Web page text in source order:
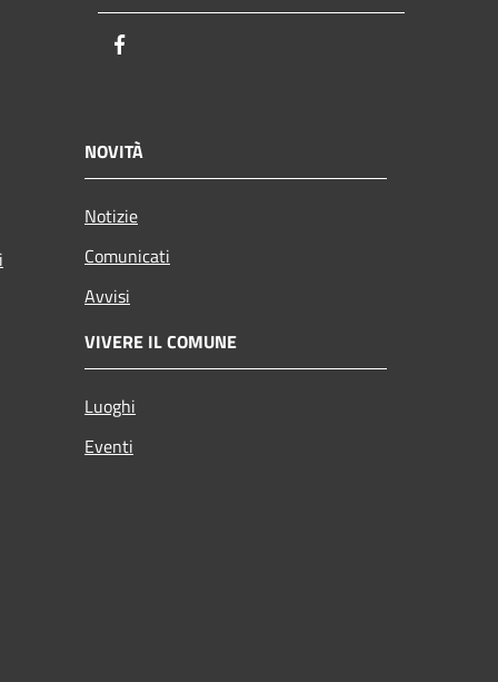
NOVITÀ
Notizie
Comunicati
Avvisi
VIVERE IL COMUNE
Luoghi
Eventi